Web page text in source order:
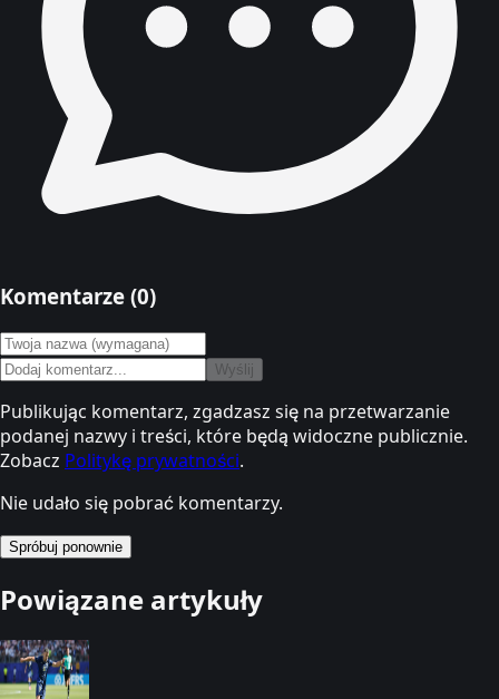
Komentarze (0)
Wyślij
Publikując komentarz, zgadzasz się na przetwarzanie
podanej nazwy i treści, które będą widoczne publicznie.
Zobacz Politykę prywatności.
Nie udało się pobrać komentarzy.
Spróbuj ponownie
Powiązane artykuły